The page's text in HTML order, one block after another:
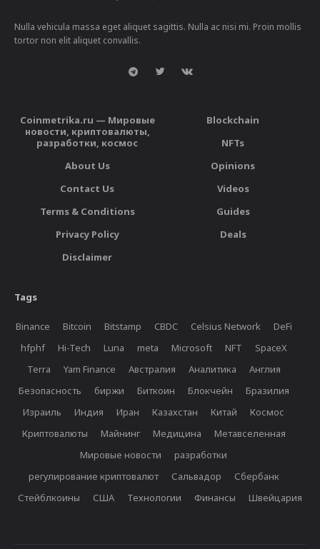
Nulla vehicula massa eget aliquet sagittis. Nulla ac nisi mi. Proin mollis
tortor non elit aliquet convallis.
Coinmetrika.ru — Мировые
новости, криптовалюты,
разработки, космос
About Us
Contact Us
Terms & Conditions
Privacy Policy
Disclaimer
Blockchain
NFTs
Opinions
Videos
Guides
Deals
Tags
Binance Bitcoin Bitstamp CBDC Celsius Network
DeFi
hfphf
Hi-Tech Luna meta Microsoft NFT
SpaceX
Terra
Yam Finance Австралия Аналитика
Англия
Безопасность
биржи Биткоин Блокчейн
Бразилия
Израиль
Индия Иран Казахстан Китай
Космос
Криптовалюты
Майнинг Медицина
Метавселенная
Мировые новости
разработки
регулирование криптовалют
Сальвадор
Сбербанк
Стейблкоины
США Технологии Финансы Швейцария